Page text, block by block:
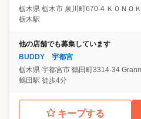
栃木県 栃木市 泉川町670-4 ＫＯＮＯ
栃木駅
他の店舗でも募集しています
BUDDY 宇都宮
栃木県 宇都宮市 鶴田町3314-34
鶴田駅 徒歩4分
キープする